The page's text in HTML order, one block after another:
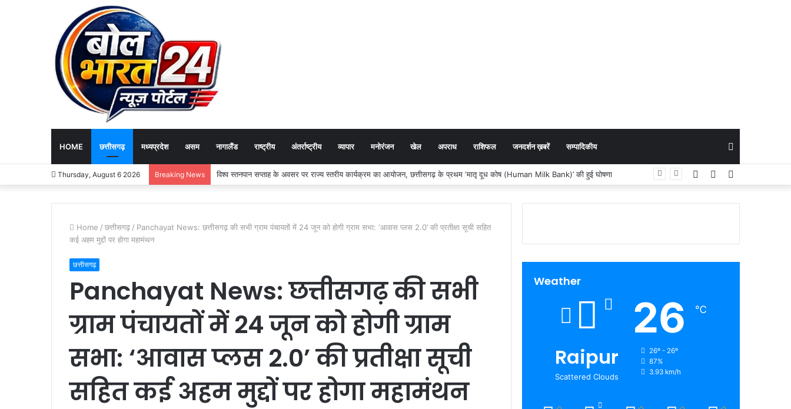
HOME छत्तीसगढ़ मध्यप्रदेश असम नागालैंड राष्ट्रीय अंतर्राष्ट्रीय व्यापार मनोरंजन खेल अपराध राशिफल जनदर्शन ख़बरें सम्पादिकीय
Thursday, August 6 2026 Breaking News विश्व स्तनपान सप्ताह के अवसर पर राज्य स्तरीय कार्यक्रम का आयोजन, छत्तीसगढ़ के प्रथम ‘मातृ दूध कोष (Human Milk Bank)’ की हुई घोषणा YouTube
Facebook
Home / छत्तीसगढ़ / Panchayat News: छत्तीसगढ़ की सभी ग्राम पंचायतों में 24 जून को होगी ग्राम सभा: ‘आवास प्लस 2.0’ की प्रतीक्षा सूची सहित
कई अहम मुद्दों पर होगा महामंथन
छत्तीसगढ़
Panchayat News: छत्तीसगढ़ की सभी
ग्राम पंचायतों में 24 जून को होगी ग्राम
सभा: ‘आवास प्लस 2.0’ की प्रतीक्षा सूची
सहित कई अहम मुद्दों पर होगा महामंथन
Weather
Raipur
Scattered Clouds
26 ℃
26º - 26º
87%
3.93 km/h